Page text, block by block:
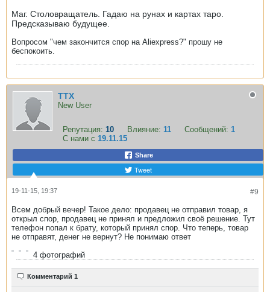
Маг. Столовращатель. Гадаю на рунах и картах таро.
Предсказываю будущее.
Вопросом "чем закончится спор на Aliexpress?" прошу не
беспокоить.
ТТХ
New User
Репутация: 10 Влияние: 11 Сообщений: 1
С нами с 19.11.15
Share
Tweet
#9
19-11-15, 19:37
Всем добрый вечер! Такое дело: продавец не отправил товар, я
открыл спор, продавец не принял и предложил своё решение. Тут
телефон попал к брату, который принял спор. Что теперь, товар
не отправят, денег не вернут? Не понимаю ответ
4 фотографий
Комментарий 1